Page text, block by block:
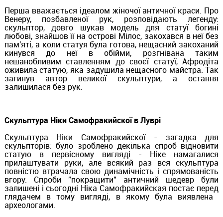
Перша вважається ідеалом жіночої античної краси. Про
Венеру, позбавленої рук, розповідають легенду:
скульптор, довго шукав модель для статуї богині
любові, знайшов її на острові Мілос, закохався в неї без
пам'яті, а коли статуя була готова, нещасний закоханий
кинувся до неї в обійми, розгнівана таким
нешанобливим ставленням до своєї статуї, Афродіта
оживила статую, яка задушила нещасного майстра. Так
загинув автор великої скульптури, а остання
залишилася без рук.
Скульптура Ніки Самофракийскої в ​​Луврі
Скульптура Ніки Самофракийскої - загадка для
скульпторів: було зроблено декілька спроб відновити
статую в первісному вигляді - Ніке намагалися
прилаштувати руки, але всякий раз вся скульптура
повністю втрачала свою динамічність і спрямованість
вгору. Спроби "покращити" античний шедевр були
залишені і сьогодні Ніка Самофракийская постає перед
глядачем в тому вигляді, в якому була виявлена ​​
археологами.